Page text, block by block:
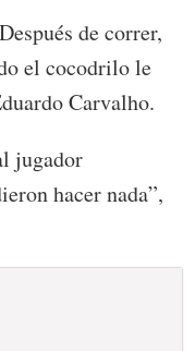
de correr,
el cocodrilo le
Carvalho.
jugador
hacer nada”,